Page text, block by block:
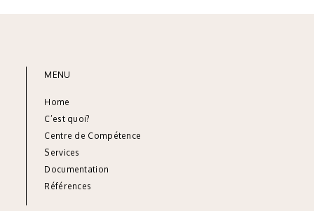
MENU
Home
C’est quoi?
Centre de Compétence
Services
Documentation
Références